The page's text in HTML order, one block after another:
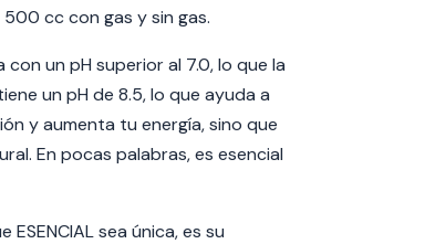
cc con gas y sin gas.
con un pH superior al 7.0, lo que la
un pH de 8.5, lo que ayuda a
y aumenta tu energía, sino que
En pocas palabras, es esencial
sea única, es su